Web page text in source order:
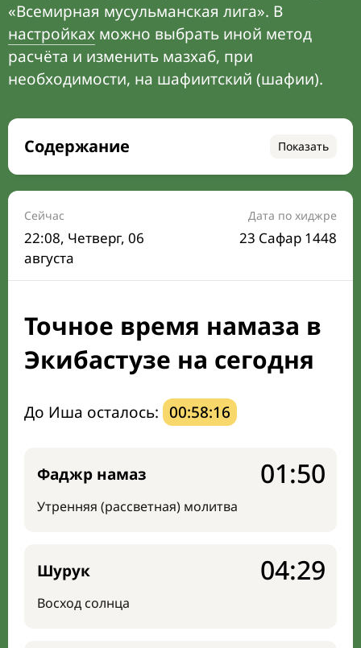
«Всемирная мусульманская лига». В
настройках можно выбрать иной метод
расчёта и изменить мазхаб, при
необходимости, на шафиитский (шафии).
Содержание Показать
Время намаза на сегодня
Расписание на месяц
Время Сухура и Ифтара на сегодня
Календарь рамадана
Направление киблы
Сейчас
22:08, Четверг, 06
августа
Дата по хиджре
23 Сафар 1448
Точное время намаза в
Экибастузе на сегодня
До Иша осталось: 00:58:15
Фаджр намаз
Утренняя (рассветная) молитва
01:50
Шурук
Восход солнца
04:29